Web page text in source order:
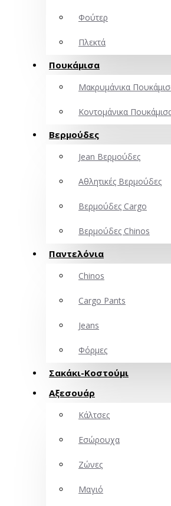
Φούτερ
Πλεκτά
Πουκάμισα
Μακρυμάνικα
Κοντομάνικα
Βερμούδες
Jean Βερμούδες
Αθλητικές Βερμούδες
Βερμούδες Cargo
Βερμούδες Chinos
Παντελόνια
Chinos
Cargo Pants
Jeans
Φόρμες
Σακάκι-Κοστούμι
Αξεσουάρ
Κάλτσες
Εσώρουχα
Ζώνες
Μαγιό